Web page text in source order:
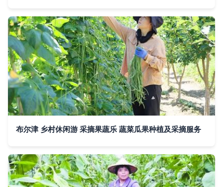
布尔津 乡村休闲游 采摘果蔬乐 蔬菜瓜果种植及采摘服务